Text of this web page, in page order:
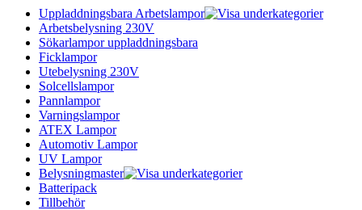
Uppladdningsbara Arbetslampor
Arbetsbelysning 230V
Sökarlampor uppladdningsbara
Ficklampor
Utebelysning 230V
Solcellslampor
Pannlampor
Varningslampor
ATEX Lampor
Automotiv Lampor
UV Lampor
Belysningmaster
Batteripack
Tillbehör